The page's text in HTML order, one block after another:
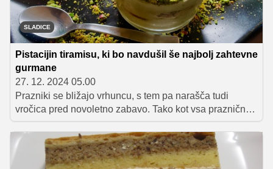
SLADICE
Pistacijin tiramisu, ki bo navdušil še najbolj zahtevne
gurmane
27. 12. 2024 05.00
Prazniki se bližajo vrhuncu, s tem pa narašča tudi
vročica pred novoletno zabavo. Tako kot vsa praznična
slavja, tudi na tej ne sme manjkati izbrane pijače in
dobre jedače, posebno pozornost pa velja nameniti
sladici, ki mora biti kraljevsko veličastna, kremasta in
bogatega okusa. Odlična izbira bo denimo tiramisu -